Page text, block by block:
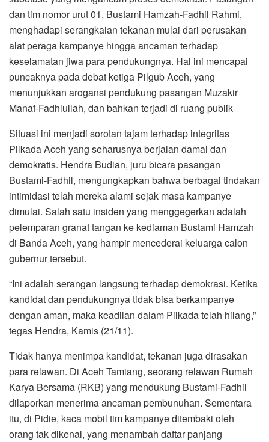
o
o
k
e
r
A
p
p
r
a
m
dan tim nomor urut 01, Bustami Hamzah-Fadhil Rahmi,
menghadapi serangkaian tekanan mulai dari perusakan
alat peraga kampanye hingga ancaman terhadap
keselamatan jiwa para pendukungnya. Hal ini mencapai
puncaknya pada debat ketiga Pilgub Aceh, yang
menunjukkan arogansi pendukung pasangan Muzakir
Manaf-Fadhlullah, dan bahkan terjadi di ruang publik
Situasi ini menjadi sorotan tajam terhadap integritas
Pilkada Aceh yang seharusnya berjalan damai dan
demokratis. Hendra Budian, juru bicara pasangan
Bustami-Fadhil, mengungkapkan bahwa berbagai tindakan
intimidasi telah mereka alami sejak masa kampanye
dimulai. Salah satu insiden yang menggegerkan adalah
pelemparan granat tangan ke kediaman Bustami Hamzah
di Banda Aceh, yang hampir mencederai keluarga calon
gubernur tersebut.
“Ini adalah serangan langsung terhadap demokrasi. Ketika
kandidat dan pendukungnya tidak bisa berkampanye
dengan aman, maka keadilan dalam Pilkada telah hilang,”
tegas Hendra, Kamis (21/11).
Tidak hanya menimpa kandidat, tekanan juga dirasakan
para relawan. Di Aceh Tamiang, seorang relawan Rumah
Karya Bersama (RKB) yang mendukung Bustami-Fadhil
dilaporkan menerima ancaman pembunuhan. Sementara
itu, di Pidie, kaca mobil tim kampanye ditembaki oleh
orang tak dikenal, yang menambah daftar panjang